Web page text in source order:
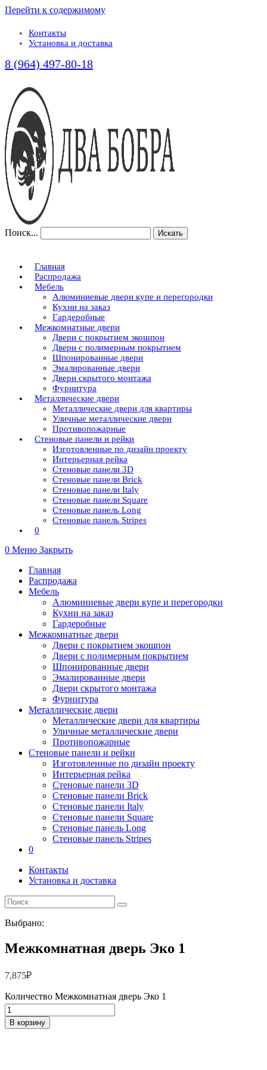
Перейти к содержимому
Контакты
Установка и доставка
8 (964) 497-80-18
Поиск... Искать
Главная
Распродажа
Мебель
Алюминиевые двери купе и перегородки
Кухни на заказ
Гардеробные
Межкомнатные двери
Двери с покрытием экошпон
Двери с полимерным покрытием
Шпонированные двери
Эмалированные двери
Двери скрытого монтажа
Фурнитура
Металлические двери
Металлические двери для квартиры
Уличные металлические двери
Противопожарные
Стеновые панели и рейки
Изготовленные по дизайн проекту
Интерьерная рейка
Стеновые панели 3D
Стеновые панели Brick
Стеновые панели Italy
Стеновые панели Square
Стеновые панель Long
Стеновые панель Stripes
0
0 Меню Закрыть
Главная
Распродажа
Мебель
Алюминиевые двери купе и перегородки
Кухни на заказ
Гардеробные
Межкомнатные двери
Двери с покрытием экошпон
Двери с полимерным покрытием
Шпонированные двери
Эмалированные двери
Двери скрытого монтажа
Фурнитура
Металлические двери
Металлические двери для квартиры
Уличные металлические двери
Противопожарные
Стеновые панели и рейки
Изготовленные по дизайн проекту
Интерьерная рейка
Стеновые панели 3D
Стеновые панели Brick
Стеновые панели Italy
Стеновые панели Square
Стеновые панель Long
Стеновые панель Stripes
0
Контакты
Установка и доставка
Выбрано:
Межкомнатная дверь Эко 1
7,875₽
Количество Межкомнатная дверь Эко 1
В корзину